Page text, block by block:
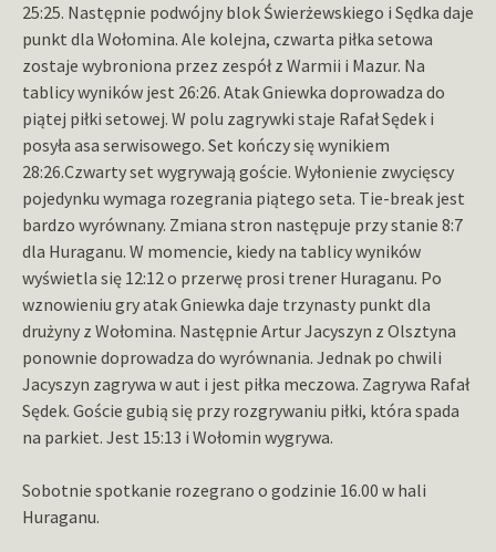
25:25. Następnie podwójny blok Świerżewskiego i Sędka daje
punkt dla Wołomina. Ale kolejna, czwarta piłka setowa
zostaje wybroniona przez zespół z Warmii i Mazur. Na
tablicy wyników jest 26:26. Atak Gniewka doprowadza do
piątej piłki setowej. W polu zagrywki staje Rafał Sędek i
posyła asa serwisowego. Set kończy się wynikiem
28:26.Czwarty set wygrywają goście. Wyłonienie zwycięscy
pojedynku wymaga rozegrania piątego seta. Tie-break jest
bardzo wyrównany. Zmiana stron następuje przy stanie 8:7
dla Huraganu. W momencie, kiedy na tablicy wyników
wyświetla się 12:12 o przerwę prosi trener Huraganu. Po
wznowieniu gry atak Gniewka daje trzynasty punkt dla
drużyny z Wołomina. Następnie Artur Jacyszyn z Olsztyna
ponownie doprowadza do wyrównania. Jednak po chwili
Jacyszyn zagrywa w aut i jest piłka meczowa. Zagrywa Rafał
Sędek. Goście gubią się przy rozgrywaniu piłki, która spada
na parkiet. Jest 15:13 i Wołomin wygrywa.
Sobotnie spotkanie rozegrano o godzinie 16.00 w hali
Huraganu.